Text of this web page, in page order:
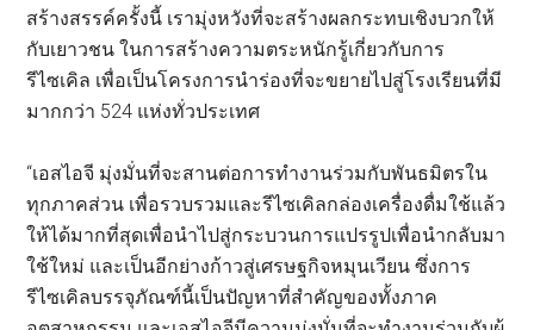
สร้างสรรค์ครั้งนี้ เรามุ่งหวังที่จะสร้างผลกระทบเชิงบวกให้
กับเยาวชน ในการสร้างความตระหนักรู้เกี่ยวกับการ
รีไซเคิล เพื่อเป็นโครงการนำร่องที่จะขยายไปสู่โรงเรียนที่มี
มากกว่า 524 แห่งทั่วประเทศ
“เอสไอจี มุ่งมั่นที่จะสานต่อการทำงานร่วมกับพันธมิตรใน
ทุกภาคส่วน เพื่อรวบรวมและรีไซเคิลกล่องเครื่องดื่มใช้แล้ว
ให้ได้มากที่สุดเพื่อนำไปสู่กระบวนการแปรรูปเพื่อนำกลับมา
ใช้ใหม่ และเป็นอีกย่างก้าวสู่เศรษฐกิจหมุนเวียน ซึ่งการ
รีไซเคิลบรรจุภัณฑ์นี้เป็นปัญหาที่สำคัญของทั้งภาค